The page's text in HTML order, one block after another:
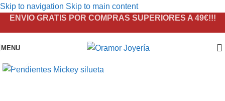
Skip to navigation Skip to main content
ENVIO GRATIS POR COMPRAS SUPERIORES A 49€!!!
MENU